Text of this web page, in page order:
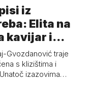
iz
Elita na
kavijar i
Gvozdanović traje
s klizištima i
izazovima…